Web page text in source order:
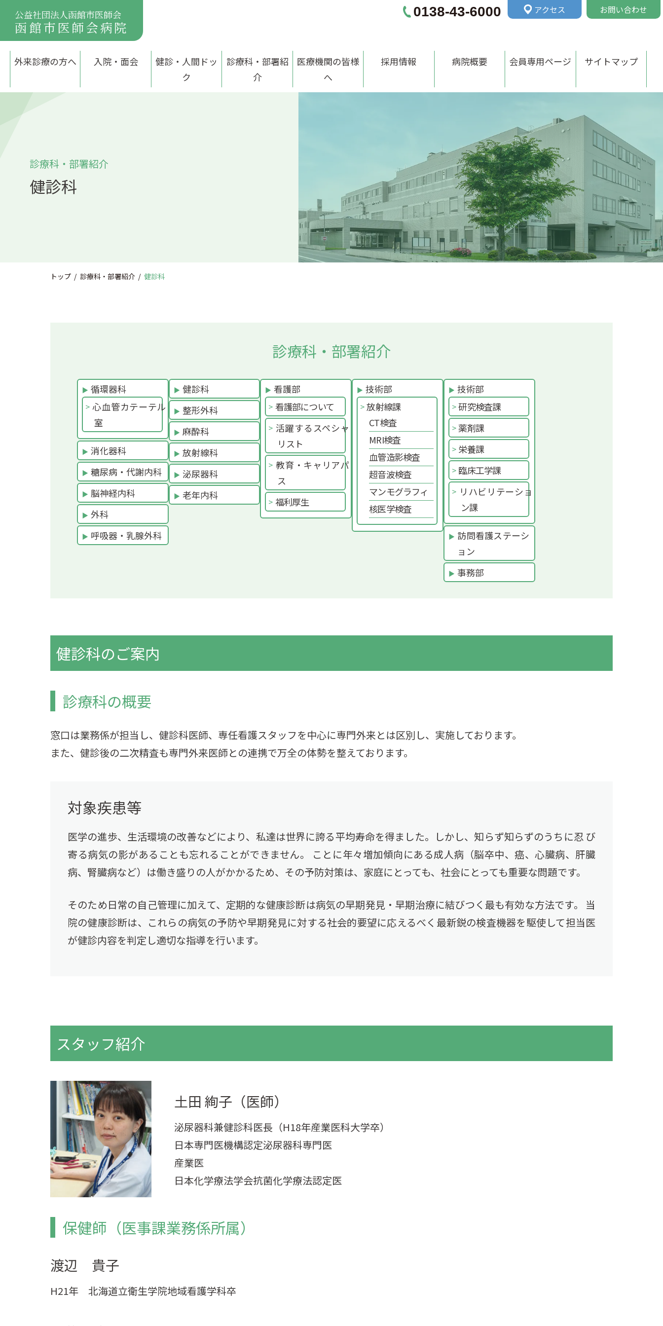
公益社団法人函館市医師会
函館市医師会病院
0138-43-6000 アクセス お問い合わせ
外来診療の方へ 入院・面会
健診・人間ドッ
ク
診療科・部署紹
介
医療機関の皆様
へ
採用情報 病院概要 会員専用ページ サイトマップ
診療科・部署紹介
健診科
トップ 診療科・部署紹介 健診科
診療科・部署紹介
循環器科
心血管カテーテル
室
消化器科
糖尿病・代謝内科
脳神経内科
外科
呼吸器・乳腺外科
健診科
整形外科
麻酔科
放射線科
泌尿器科
老年内科
看護部
看護部について
活躍するスペシャ
リスト
教育・キャリアパ
ス
福利厚生
技術部
放射線課
CT検査
MRI検査
血管造影検査
超音波検査
マンモグラフィ
核医学検査
技術部
研究検査課
薬剤課
栄養課
臨床工学課
リハビリテーショ
ン課
訪問看護ステーシ
ョン
事務部
健診科のご案内
診療科の概要
窓口は業務係が担当し、健診科医師、専任看護スタッフを中心に専門外来とは区別し、実施しております。
また、健診後の二次精査も専門外来医師との連携で万全の体勢を整えております。
対象疾患等
医学の進歩、生活環境の改善などにより、私達は世界に誇る平均寿命を得ました。しかし、知らず知らずのうちに忍 び
寄る病気の影があることも忘れることができません。 ことに年々増加傾向にある成人病（脳卒中、癌、心臓病、肝臓
病、腎臓病など）は働き盛りの人がかかるため、その予防対策は、家庭にとっても、社会にとっても重要な問題です。
そのため日常の自己管理に加えて、定期的な健康診断は病気の早期発見・早期治療に結びつく最も有効な方法です。 当
院の健康診断は、これらの病気の予防や早期発見に対する社会的要望に応えるべく最新鋭の検査機器を駆使して担当医
が健診内容を判定し適切な指導を行います。
スタッフ紹介
土田 絢子（医師）
泌尿器科兼健診科医長（H18年産業医科大学卒）
日本専門医機構認定泌尿器科専門医
産業医
日本化学療法学会抗菌化学療法認定医
保健師（医事課業務係所属）
渡辺 貴子
H21年 北海道立衛生学院地域看護学科卒